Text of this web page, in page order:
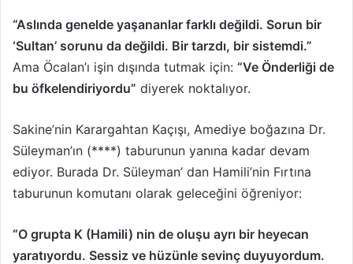
“Aslında genelde yaşananlar farklı değildi. Sorun bir
‘Sultan’ sorunu da değildi. Bir tarzdı, bir sistemdi.”
Ama Öcalan’ı işin dışında tutmak için: “Ve Önderliği de
bu öfkelendiriyordu” diyerek noktalıyor.
Sakine’nin Karargahtan Kaçışı, Amediye boğazına Dr.
Süleyman’ın (****) taburunun yanına kadar devam
ediyor. Burada Dr. Süleyman’ dan Hamili’nin Fırtına
taburunun komutanı olarak geleceğini öğreniyor:
“O grupta K (Hamili) nin de oluşu ayrı bir heyecan
yaratıyordu. Sessiz ve hüzünle sevinç duyuyordum.